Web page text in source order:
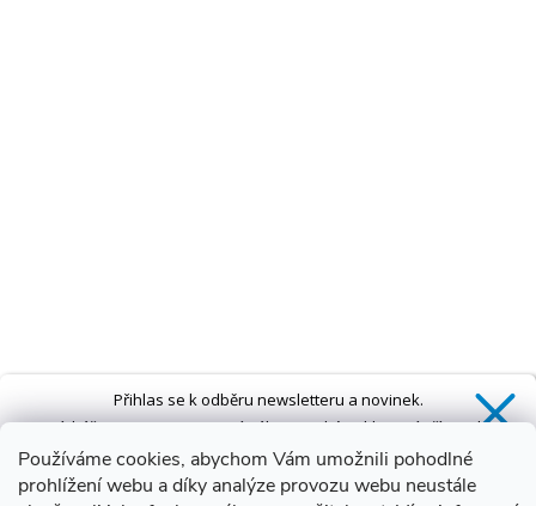
Používáme cookies, abychom Vám umožnili pohodlné
prohlížení webu a díky analýze provozu webu neustále
Přihlas se k odběru newsletteru a novinek.
ZískášSLEVU 5 %na první nákup a také exkluzivní přístup k
novinkám, slevám a dalším speciálním nabídkám.*